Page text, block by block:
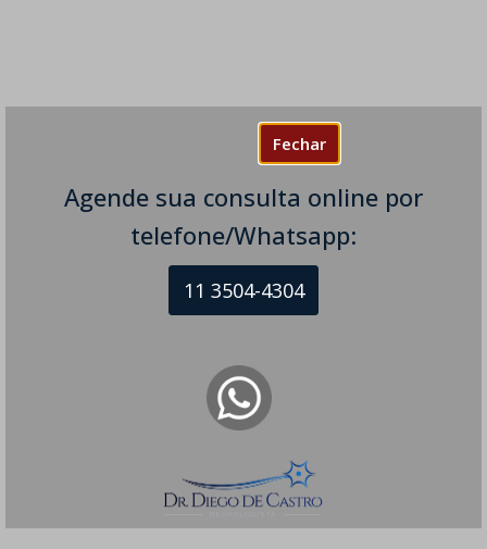
Fechar
Agende sua consulta online por
telefone/Whatsapp:
11 3504-4304